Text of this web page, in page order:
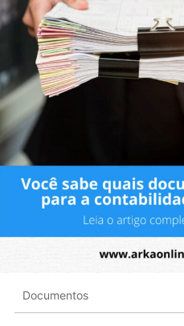
Documentos